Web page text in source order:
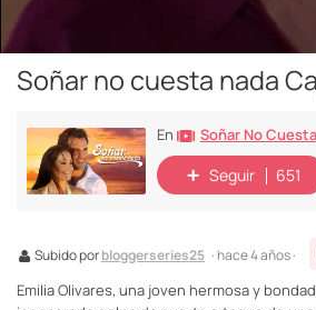
Soñar no cuesta nada
En
Seguir 651
Subido porbloggerseries25 · hace 4 años ·
Emilia Olivares, una joven hermosa y